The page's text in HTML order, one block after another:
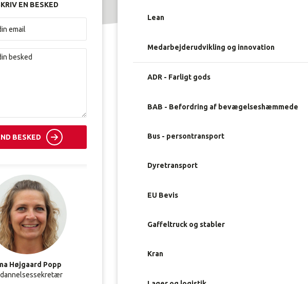
EN BESKED
BESKED
Højgaard Popp
Lean
Medarbejderudvikling og innovation
ADR - Farligt gods
BAB - Befordring af bevægelseshæmmede
Bus - persontransport
Dyretransport
EU Bevis
Gaffeltruck og stabler
Kran